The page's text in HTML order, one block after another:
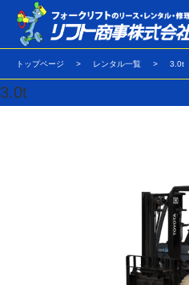
トップページ レンタル一覧 3.0t
3.0t